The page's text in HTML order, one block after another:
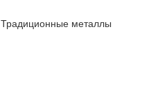
Традиционные металлы